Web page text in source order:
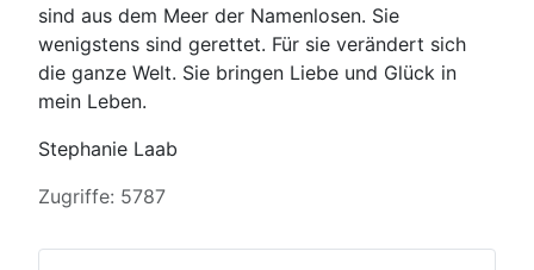
sind aus dem Meer der Namenlosen. Sie
wenigstens sind gerettet. Für sie verändert sich
die ganze Welt. Sie bringen Liebe und Glück in
mein Leben.
Stephanie Laab
Details
Zugriffe: 5787